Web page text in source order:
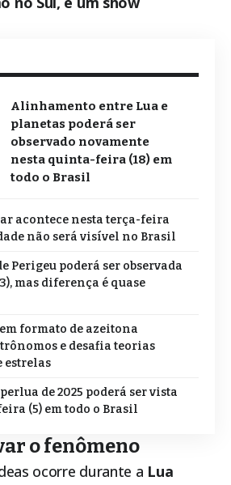
Alinhamento entre Lua e
planetas poderá ser
observado novamente
nesta quinta-feira (18) em
todo o Brasil
acontece nesta terça-feira
não será visível no Brasil
Perigeu poderá ser observada
mas diferença é quase
formato de azeitona
e desafia teorias
estrelas
de 2025 poderá ser vista
(5) em todo o Brasil
o fenômeno
ocorre durante a Lua